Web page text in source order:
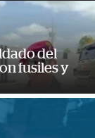
del
fusiles y